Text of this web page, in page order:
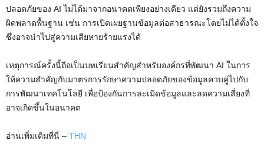
ปลอดภัยของ AI ไม่ได้มาจากอนาคตเพียงอย่างเดียว แต่ยังรวมถึงความ
ผิดพลาดพื้นฐาน เช่น การเปิดเผยฐานข้อมูลต่อสาธารณะโดยไม่ได้ตั้งใจ
ซึ่งอาจนำไปสู่ความเสียหายร้ายแรงได้
เหตุการณ์ครั้งนี้ถือเป็นบทเรียนสำคัญสำหรับองค์กรที่พัฒนา AI ในการ
ให้ความสำคัญกับมาตรการรักษาความปลอดภัยของข้อมูลควบคู่ไปกับ
การพัฒนาเทคโนโลยี เพื่อป้องกันการละเมิดข้อมูลและลดความเสี่ยงที่
อาจเกิดขึ้นในอนาคต
อ่านเพิ่มเติมที่นี่ – THN